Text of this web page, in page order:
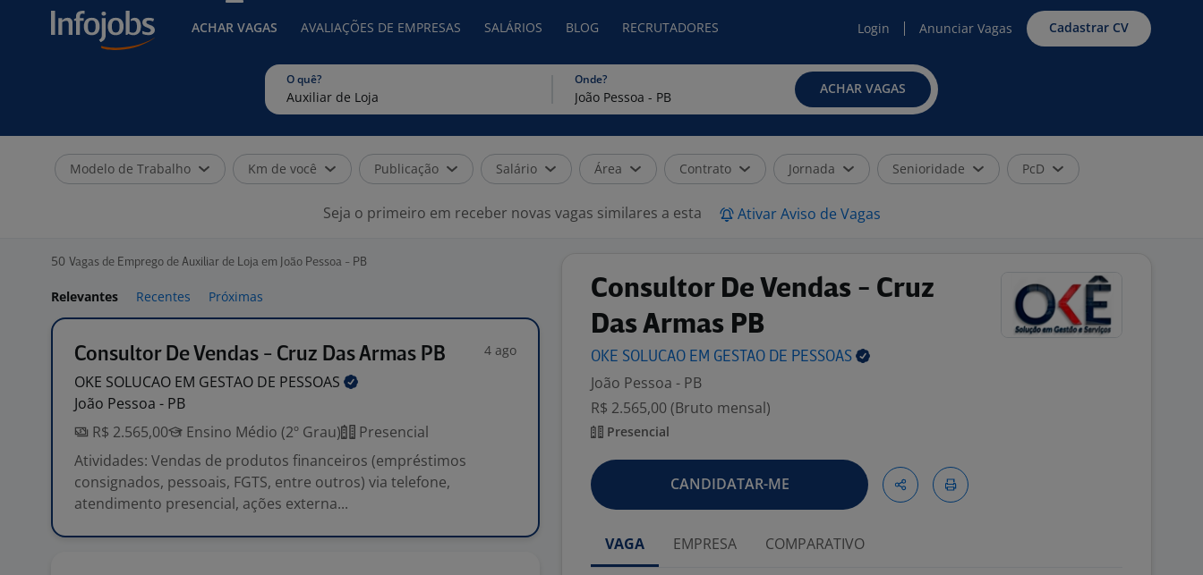
ACHAR VAGAS AVALIAÇÕES DE EMPRESAS SALÁRIOS BLOG RECRUTADORES Login Anunciar Vagas Cadastrar CV
O quê? Onde?
ACHAR VAGAS
Modelo de Trabalho Km de você Publicação Salário Área Contrato Jornada Senioridade PcD
Seja o primeiro em receber novas vagas similares a esta Ativar Aviso de Vagas
50 Vagas de Emprego de Auxiliar de Loja em João Pessoa - PB
Relevantes Recentes Próximas
Consultor De Vendas - Cruz Das Armas PB 4 ago
OKE SOLUCAO EM GESTAO DE PESSOAS
João Pessoa - PB
R$ 2.565,00
Ensino Médio (2º Grau)
Presencial
Atividades: Vendas de produtos financeiros (empréstimos
consignados, pessoais, FGTS, entre outros) via telefone,
atendimento presencial, ações externa...
Consultor De Vendas - Cruz
Das Armas PB
OKE SOLUCAO EM GESTAO DE PESSOAS
João Pessoa - PB
R$ 2.565,00 (Bruto mensal)
Presencial
CANDIDATAR-ME
VAGA EMPRESA COMPARATIVO